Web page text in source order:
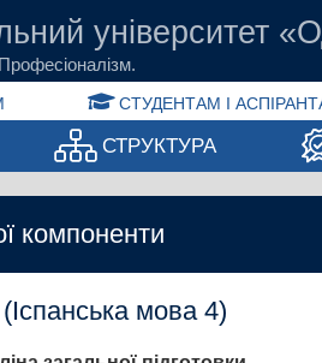
університет
СТУДЕНТАМ І
СТРУКТУРА
компоненти
мова 4)